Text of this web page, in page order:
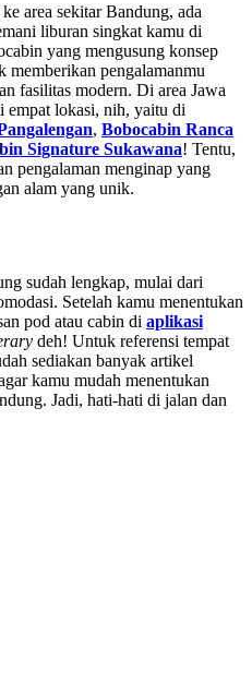
area sekitar Bandung, ada
liburan singkat kamu di
yang mengusung konsep
memberikan pengalamanmu
fasilitas modern. Di area Jawa
empat lokasi, nih, yaitu di
, Bobocabin Ranca
Signature Sukawana! Tentu,
pengalaman menginap yang
alam yang unik.
sudah lengkap, mulai dari
Setelah kamu menentukan
pod atau cabin di aplikasi
deh! Untuk referensi tempat
sediakan banyak artikel
kamu mudah menentukan
Jadi, hati-hati di jalan dan